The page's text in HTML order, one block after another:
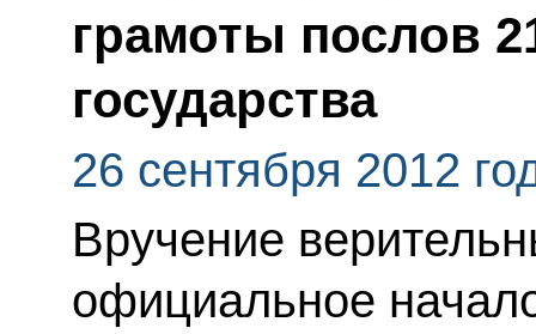
грамоты послов
государства
26 сентября 2012
Вручение
официальное